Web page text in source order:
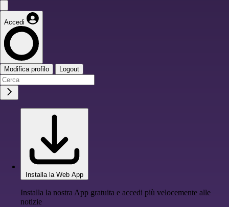
Accedi
Modifica profilo Logout
Installa la Web App
Installa la nostra App gratuita e accedi più velocemente alle
notizie